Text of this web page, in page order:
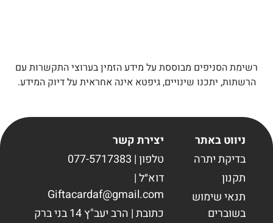
רשימת הסניפים מבוססת על מידע הזמין בערוצי התקשרות עם
הרשתות, יתכנו שינויים, גיפטא אינה אחראית על דיוק המידע.
ניווט באתר
בדיקת יתרה
תקנון
תנאי שימוש
בשוברים
יצירת קשר
טלפון | 077-5717383
דוא״ל |
Giftacardaf@gmail.com
כתובת | הרב יעב"ץ 14 בני ברק